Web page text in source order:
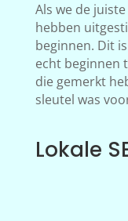
Als we de
hebben
beginnen. Dit
echt beginnen
die gemerkt
sleutel was
Lokale